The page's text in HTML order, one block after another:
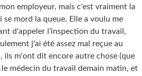
employeur, mais c'est vraiment la
mord la queue. Elle a voulu me
d'appeler l'inspection du travail,
j'ai été assez mal reçue au
ils m'ont dit encore autre chose (que
médecin du travail demain matin, et